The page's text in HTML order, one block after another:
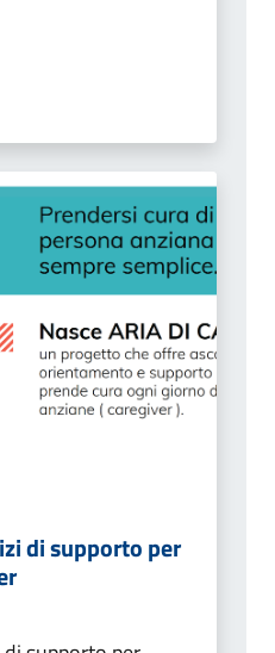
di supporto per